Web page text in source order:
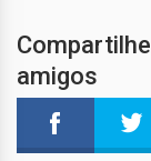
amigos